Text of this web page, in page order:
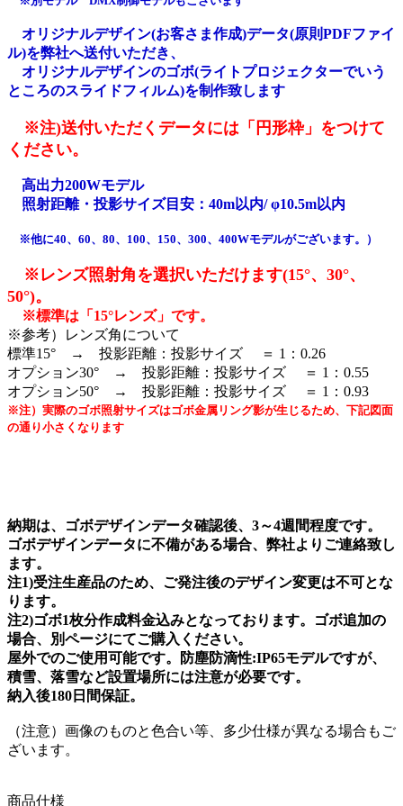
オリジナルデザイン(お客さま作成)データ(原則PDFファイ
ル)を弊社へ送付いただき、
オリジナルデザインのゴボ(ライトプロジェクターでいう
ところのスライドフィルム)を制作致します
※注)送付いただくデータには「円形枠」をつけて
ください。
高出力200Wモデル
照射距離・投影サイズ目安：40m以内/ φ10.5m以内
※他に40、60、80、100、150、300、400Wモデルがございます。）
※レンズ照射角を選択いただけます(15°、30°、
50°)。
※標準は「15°レンズ」です。
※参考）レンズ角について
標準15° → 投影距離：投影サイズ ＝ 1：0.26
オプション30° → 投影距離：投影サイズ ＝ 1：0.55
オプション50° → 投影距離：投影サイズ ＝ 1：0.93
※注）実際のゴボ照射サイズはゴボ金属リング影が生じるため、下記図面
の通り小さくなります
納期は、ゴボデザインデータ確認後、3～4週間程度です。
ゴボデザインデータに不備がある場合、弊社よりご連絡致し
ます。
注1)受注生産品のため、ご発注後のデザイン変更は不可とな
ります。
注2)ゴボ1枚分作成料金込みとなっております。ゴボ追加の
場合、別ページにてご購入ください。
屋外でのご使用可能です。防塵防滴性:IP65モデルですが、
積雪、落雪など設置場所には注意が必要です。
納入後180日間保証。
（注意）画像のものと色合い等、多少仕様が異なる場合もご
ざいます。
商品仕様